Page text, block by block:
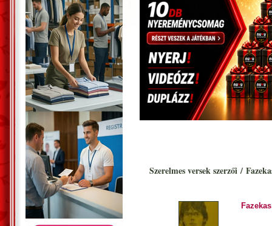
Szerelmes versek szerzői /